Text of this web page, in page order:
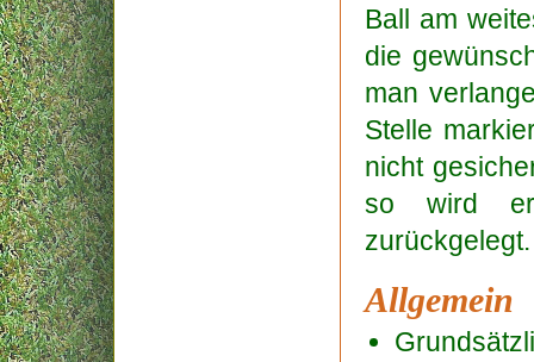
Ball am
die
man
Stelle
nicht
so wird er
Allgemein